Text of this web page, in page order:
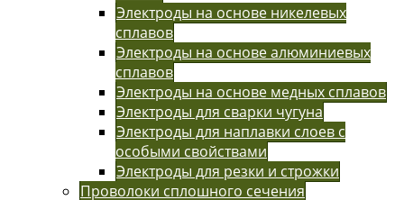
Электроды на основе никелевых
сплавов
Электроды на основе алюминиевых
сплавов
Электроды на основе медных сплавов
Электроды для сварки чугуна
Электроды для наплавки слоев с
особыми свойствами
Электроды для резки и строжки
Проволоки сплошного сечения